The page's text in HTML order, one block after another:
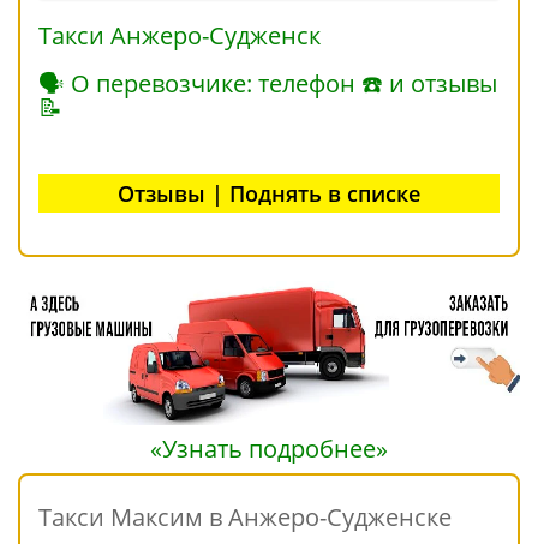
Такси Анжеро-Судженск
🗣 О перевозчике: телефон ☎ и отзывы
📝
Отзывы | Поднять в списке
«Узнать подробнее»
Такси Максим в Анжеро-Судженске